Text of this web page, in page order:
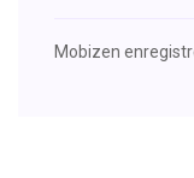
Mobizen